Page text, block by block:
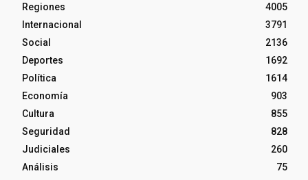
Regiones
4005
Internacional
3791
Social
2136
Deportes
1692
Política
1614
Economía
903
Cultura
855
Seguridad
828
Judiciales
260
Análisis
75